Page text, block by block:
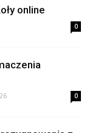
online
0
0